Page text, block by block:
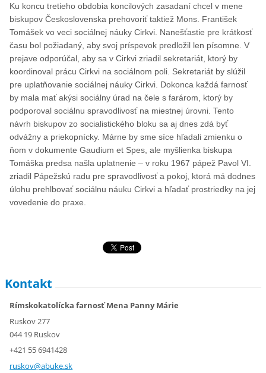
Ku koncu tretieho obdobia koncilových zasadaní chcel v mene
biskupov Československa prehovoriť taktiež Mons. František
Tomášek vo veci sociálnej náuky Cirkvi. Nanešťastie pre krátkosť
času bol požiadaný, aby svoj príspevok predložil len písomne. V
prejave odporúčal, aby sa v Cirkvi zriadil sekretariát, ktorý by
koordinoval prácu Cirkvi na sociálnom poli. Sekretariát by slúžil
pre uplatňovanie sociálnej náuky Cirkvi. Dokonca každá farnosť
by mala mať akýsi sociálny úrad na čele s farárom, ktorý by
podporoval sociálnu spravodlivosť na miestnej úrovni. Tento
návrh biskupov zo socialistického bloku sa aj dnes zdá byť
odvážny a priekopnícky. Márne by sme síce hľadali zmienku o
ňom v dokumente Gaudium et Spes, ale myšlienka biskupa
Tomáška predsa našla uplatnenie – v roku 1967 pápež Pavol VI.
zriadil Pápežskú radu pre spravodlivosť a pokoj, ktorá má dodnes
úlohu prehlbovať sociálnu náuku Cirkvi a hľadať prostriedky na jej
vovedenie do praxe.
Kontakt
Rímskokatolícka farnosť Mena Panny Márie
Ruskov 277
044 19 Ruskov
+421 55 6941428
ruskov@abuke.sk